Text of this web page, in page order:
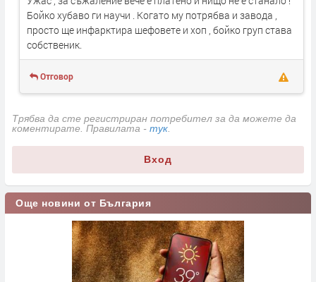
Бойко хубаво ги научи . Когато му потрябва и завода ,
просто ще инфарктира шефовете и хоп , бойко груп става
собственик.
Отговор
Трябва да сте регистриран потребител за да можете да
коментирате. Правилата - тук.
Вход
Още новини от България